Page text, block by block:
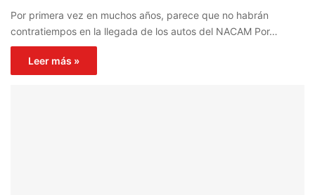
Por primera vez en muchos años, parece que no habrán
contratiempos en la llegada de los autos del NACAM Por…
Leer más »